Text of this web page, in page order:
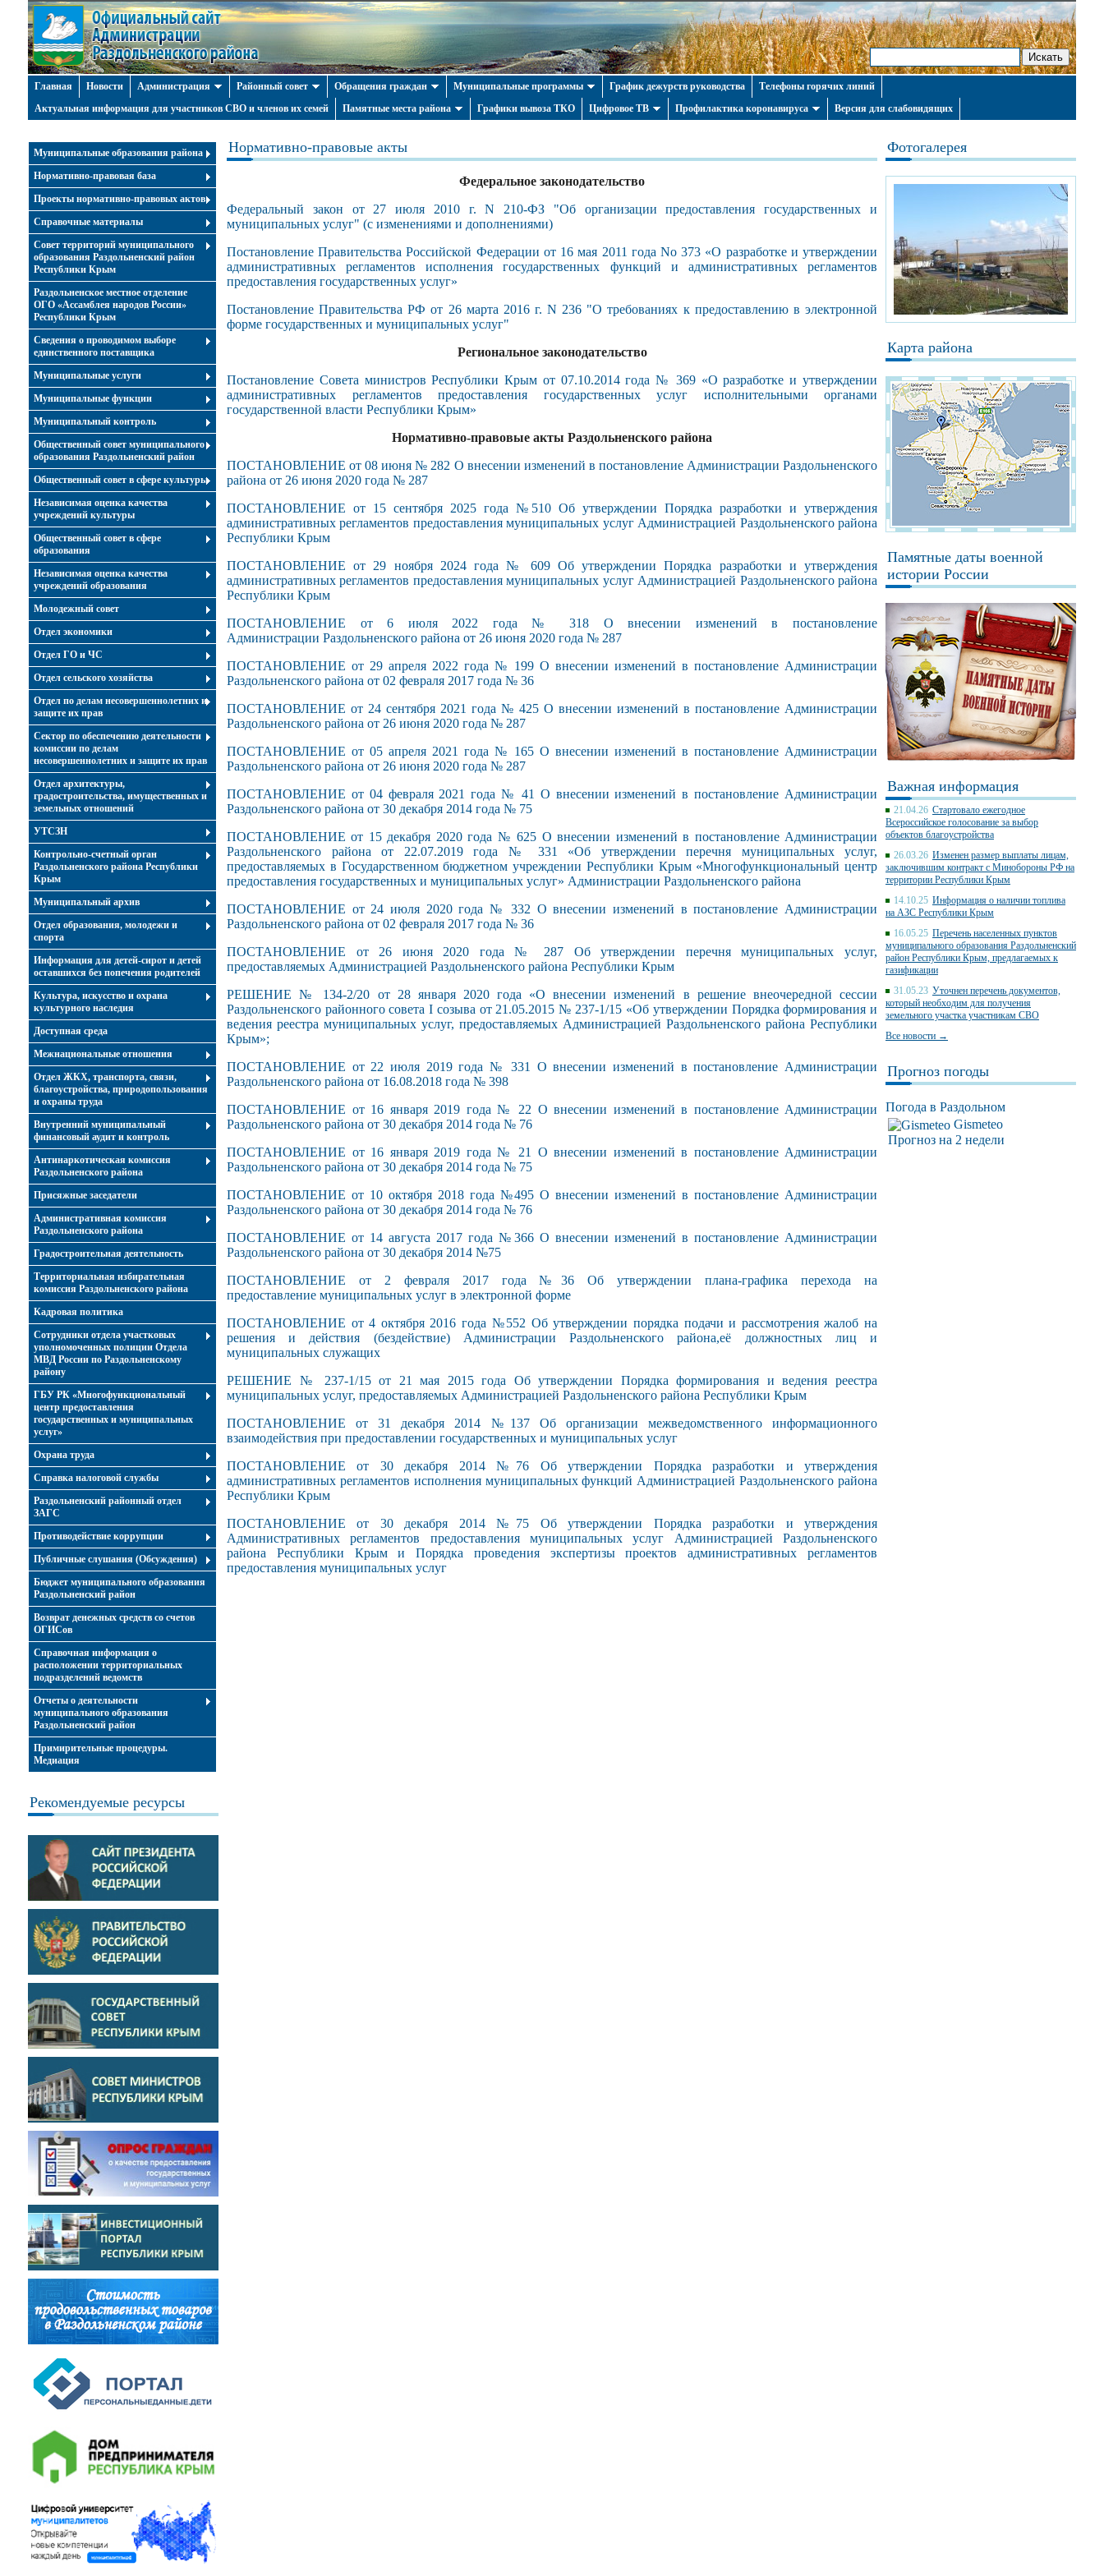
Главная Новости Администрация Районный совет Обращения граждан Муниципальные программы График дежурств руководства
Телефоны горячих линий
Актуальная информация для участников СВО и членов их семей
Памятные места района Графики вывоза ТКО Цифровое ТВ Профилактика коронавируса Версия для слабовидящих
Муниципальные образования района
Нормативно-правовая база
Проекты нормативно-правовых актов
Справочные материалы
Совет территорий муниципального
образования Раздольненский район
Республики Крым
Раздольненское местное отделение
ОГО «Ассамблея народов России»
Республики Крым
Cведения о проводимом выборе
единственного поставщика
Муниципальные услуги
Муниципальные функции
Муниципальный контроль
Общественный совет муниципального
образования Раздольненский район
Общественный совет в сфере культуры
Независимая оценка качества
учреждений культуры
Общественный совет в сфере
образования
Независимая оценка качества
учреждений образования
Молодежный совет
Отдел экономики
Отдел ГО и ЧС
Отдел сельского хозяйства
Отдел по делам несовершеннолетних и
защите их прав
Сектор по обеспечению деятельности
комиссии по делам
несовершеннолетних и защите их прав
Отдел архитектуры,
градостроительства, имущественных и
земельных отношений
УТСЗН
Контрольно-счетный орган
Раздольненского района Республики
Крым
Муниципальный архив
Отдел образования, молодежи и
спорта
Информация для детей-сирот и детей
оставшихся без попечения родителей
Культура, искусство и охрана
культурного наследия
Доступная среда
Межнациональные отношения
Отдел ЖКХ, транспорта, связи,
благоустройства, природопользования
и охраны труда
Внутренний муниципальный
финансовый аудит и контроль
Антинаркотическая комиссия
Раздольненского района
Присяжные заседатели
Административная комиссия
Раздольненского района
Градостроительная деятельность
Территориальная избирательная
комиссия Раздольненского района
Кадровая политика
Сотрудники отдела участковых
уполномоченных полиции Отдела
МВД России по Раздольненскому
району
ГБУ РК «Многофункциональный
центр предоставления
государственных и муниципальных
услуг»
Охрана труда
Справка налоговой службы
Раздольненский районный отдел
ЗАГС
Противодействие коррупции
Публичные слушания (Обсуждения)
Бюджет муниципального образования
Раздольненский район
Возврат денежных средств со счетов
ОГИСов
Справочная информация о
расположении территориальных
подразделений ведомств
Отчеты о деятельности
муниципального образования
Раздольненский район
Примирительные процедуры.
Медиация
Рекомендуемые ресурсы
Нормативно-правовые акты
Федеральное законодательство
Федеральный закон от 27 июля 2010 г. N 210-ФЗ "Об организации предоставления государственных и
муниципальных услуг" (с изменениями и дополнениями)
Постановление Правительства Российской Федерации от 16 мая 2011 года No 373 «О разработке и утверждении
административных регламентов исполнения государственных функций и административных регламентов
предоставления государственных услуг»
Постановление Правительства РФ от 26 марта 2016 г. N 236 "О требованиях к предоставлению в электронной
форме государственных и муниципальных услуг"
Региональное законодательство
Постановление Совета министров Республики Крым от 07.10.2014 года № 369 «О разработке и утверждении
административных регламентов предоставления государственных услуг исполнительными органами
государственной власти Республики Крым»
Нормативно-правовые акты Раздольненского района
ПОСТАНОВЛЕНИЕ от 08 июня № 282 О внесении изменений в постановление Администрации Раздольненского
района от 26 июня 2020 года № 287
ПОСТАНОВЛЕНИЕ от 15 сентября 2025 года №510 Об утверждении Порядка разработки и утверждения
административных регламентов предоставления муниципальных услуг Администрацией Раздольненского района
Республики Крым
ПОСТАНОВЛЕНИЕ от 29 ноября 2024 года № 609 Об утверждении Порядка разработки и утверждения
административных регламентов предоставления муниципальных услуг Администрацией Раздольненского района
Республики Крым
ПОСТАНОВЛЕНИЕ от 6 июля 2022 года № 318 О внесении изменений в постановление
Администрации Раздольненского района от 26 июня 2020 года № 287
ПОСТАНОВЛЕНИЕ от 29 апреля 2022 года № 199 О внесении изменений в постановление Администрации
Раздольненского района от 02 февраля 2017 года № 36
ПОСТАНОВЛЕНИЕ от 24 сентября 2021 года № 425 О внесении изменений в постановление Администрации
Раздольненского района от 26 июня 2020 года № 287
ПОСТАНОВЛЕНИЕ от 05 апреля 2021 года № 165 О внесении изменений в постановление Администрации
Раздольненского района от 26 июня 2020 года № 287
ПОСТАНОВЛЕНИЕ от 04 февраля 2021 года № 41 О внесении изменений в постановление Администрации
Раздольненского района от 30 декабря 2014 года № 75
ПОСТАНОВЛЕНИЕ от 15 декабря 2020 года № 625 О внесении изменений в постановление Администрации
Раздольненского района от 22.07.2019 года № 331 «Об утверждении перечня муниципальных услуг,
предоставляемых в Государственном бюджетном учреждении Республики Крым «Многофункциональный центр
предоставления государственных и муниципальных услуг» Администрации Раздольненского района
ПОСТАНОВЛЕНИЕ от 24 июля 2020 года № 332 О внесении изменений в постановление Администрации
Раздольненского района от 02 февраля 2017 года № 36
ПОСТАНОВЛЕНИЕ от 26 июня 2020 года № 287 Об утверждении перечня муниципальных услуг,
предоставляемых Администрацией Раздольненского района Республики Крым
РЕШЕНИЕ № 134-2/20 от 28 января 2020 года «О внесении изменений в решение внеочередной сессии
Раздольненского районного совета I созыва от 21.05.2015 № 237-1/15 «Об утверждении Порядка формирования и
ведения реестра муниципальных услуг, предоставляемых Администрацией Раздольненского района Республики
Крым»;
ПОСТАНОВЛЕНИЕ от 22 июля 2019 года № 331 О внесении изменений в постановление Администрации
Раздольненского района от 16.08.2018 года № 398
ПОСТАНОВЛЕНИЕ от 16 января 2019 года № 22 О внесении изменений в постановление Администрации
Раздольненского района от 30 декабря 2014 года № 76
ПОСТАНОВЛЕНИЕ от 16 января 2019 года № 21 О внесении изменений в постановление Администрации
Раздольненского района от 30 декабря 2014 года № 75
ПОСТАНОВЛЕНИЕ от 10 октября 2018 года №495 О внесении изменений в постановление Администрации
Раздольненского района от 30 декабря 2014 года № 76
ПОСТАНОВЛЕНИЕ от 14 августа 2017 года №366 О внесении изменений в постановление Администрации
Раздольненского района от 30 декабря 2014 №75
ПОСТАНОВЛЕНИЕ от 2 февраля 2017 года №36 Об утверждении плана-графика перехода на
предоставление муниципальных услуг в электронной форме
ПОСТАНОВЛЕНИЕ от 4 октября 2016 года №552 Об утверждении порядка подачи и рассмотрения жалоб на
решения и действия (бездействие) Администрации Раздольненского района,её должностных лиц и
муниципальных служащих
РЕШЕНИЕ № 237-1/15 от 21 мая 2015 года Об утверждении Порядка формирования и ведения реестра
муниципальных услуг, предоставляемых Администрацией Раздольненского района Республики Крым
ПОСТАНОВЛЕНИЕ от 31 декабря 2014 №137 Об организации межведомственного информационного
взаимодействия при предоставлении государственных и муниципальных услуг
ПОСТАНОВЛЕНИЕ от 30 декабря 2014 №76 Об утверждении Порядка разработки и утверждения
административных регламентов исполнения муниципальных функций Администрацией Раздольненского района
Республики Крым
ПОСТАНОВЛЕНИЕ от 30 декабря 2014 №75 Об утверждении Порядка разработки и утверждения
Административных регламентов предоставления муниципальных услуг Администрацией Раздольненского
района Республики Крым и Порядка проведения экспертизы проектов административных регламентов
предоставления муниципальных услуг
Фотогалерея
Карта района
Памятные даты военной
истории России
Важная информация
21.04.26 Стартовало ежегодное
Всероссийское голосование за выбор
объектов благоустройства
26.03.26 Изменен размер выплаты лицам,
заключившим контракт с Минобороны РФ на
территории Республики Крым
14.10.25 Информация о наличии топлива
на АЗС Республики Крым
16.05.25 Перечень населенных пунктов
муниципального образования Раздольненский
район Республики Крым, предлагаемых к
газификации
31.05.23 Уточнен перечень документов,
который необходим для получения
земельного участка участникам СВО
Все новости →
Прогноз погоды
Погода в Раздольном
Gismeteo
Прогноз на 2 недели